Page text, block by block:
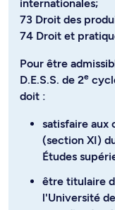
internationales;
73 Droit des
74 Droit et
Pour être
D.E.S.S. de 2e
doit :
satisfaire aux
(section XI)
Études
être titulaire
l'Université